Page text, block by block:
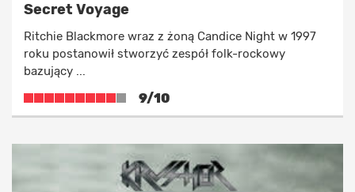
Secret Voyage
Ritchie Blackmore wraz z żoną Candice Night w 1997
roku postanowił stworzyć zespół folk-rockowy
bazujący ...
9/10